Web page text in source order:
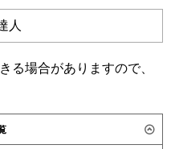
GUSA045131MUB
SZRC45BYNT
SZRJC45BJT
SZRC45BFT
人
る場合がありますので、